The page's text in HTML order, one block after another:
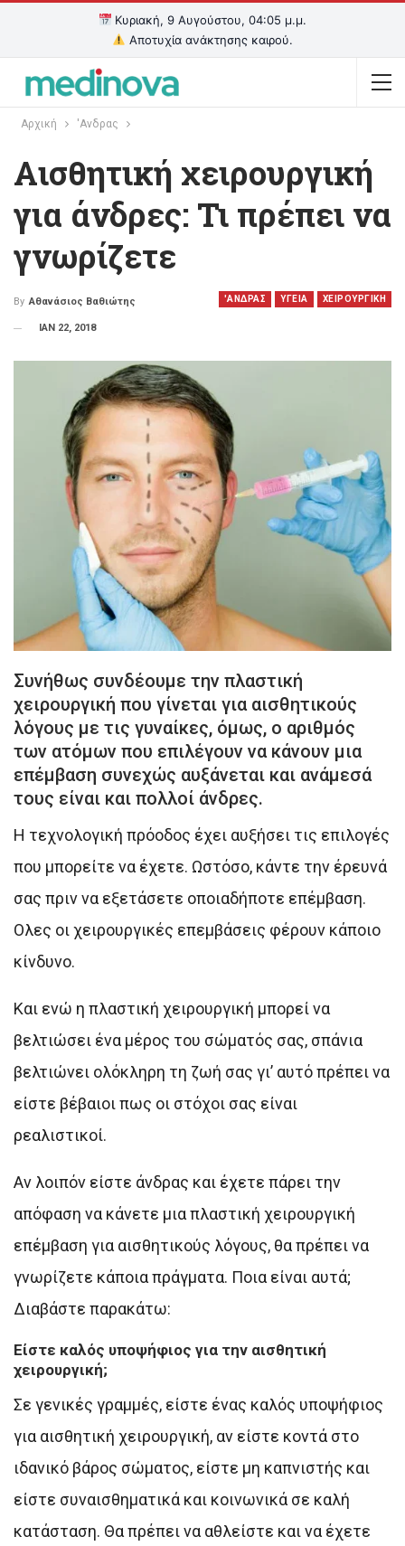
Κυριακή, 9 Αυγούστου, 04:05 μ.μ.
Αποτυχία ανάκτησης καιρού.
Αρχική 'Ανδρας
Αισθητική χειρουργική
για άνδρες: Τι πρέπει να
γνωρίζετε
'ΑΝΔΡΑΣ ΥΓΕΙΑ ΧΕΙΡΟΥΡΓΙΚΗ
By Αθανάσιος Βαθιώτης
ΙΑΝ 22, 2018
Συνήθως συνδέουμε την πλαστική
χειρουργική που γίνεται για αισθητικούς
λόγους με τις γυναίκες, όμως, ο αριθμός
των ατόμων που επιλέγουν να κάνουν μια
επέμβαση συνεχώς αυξάνεται και ανάμεσά
τους είναι και πολλοί άνδρες.
Η τεχνολογική πρόοδος έχει αυξήσει τις επιλογές
που μπορείτε να έχετε. Ωστόσο, κάντε την έρευνά
σας πριν να εξετάσετε οποιαδήποτε επέμβαση.
Ολες οι χειρουργικές επεμβάσεις φέρουν κάποιο
κίνδυνο.
Και ενώ η πλαστική χειρουργική μπορεί να
βελτιώσει ένα μέρος του σώματός σας, σπάνια
βελτιώνει ολόκληρη τη ζωή σας γι’ αυτό πρέπει να
είστε βέβαιοι πως οι στόχοι σας είναι
ρεαλιστικοί.
Αν λοιπόν είστε άνδρας και έχετε πάρει την
απόφαση να κάνετε μια πλαστική χειρουργική
επέμβαση για αισθητικούς λόγους, θα πρέπει να
γνωρίζετε κάποια πράγματα. Ποια είναι αυτά;
Διαβάστε παρακάτω:
Είστε καλός υποψήφιος για την αισθητική
χειρουργική;
Σε γενικές γραμμές, είστε ένας καλός υποψήφιος
για αισθητική χειρουργική, αν είστε κοντά στο
ιδανικό βάρος σώματος, είστε μη καπνιστής και
είστε συναισθηματικά και κοινωνικά σε καλή
κατάσταση. Θα πρέπει να αθλείστε και να έχετε